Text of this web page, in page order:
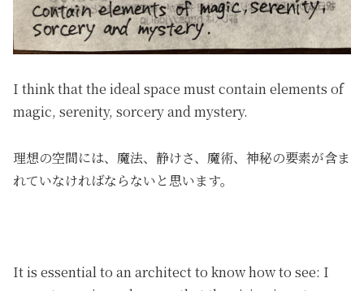
I think that the ideal space must contain elements of
magic, serenity, sorcery and mystery.
理想の空間には、魔法、静けさ、魔術、神秘の要素が含ま
れていなければならないと思います。
It is essential to an architect to know how to see: I